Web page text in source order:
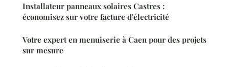
Installateur panneaux solaires Castres :
économisez sur votre facture d'électricité
Votre expert en menuiserie à Caen pour des projets
sur mesure